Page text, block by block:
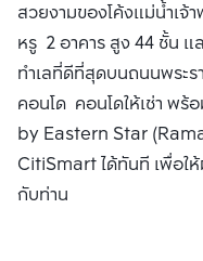
สวยงามของโค้งแม่น้ำเจ้
หรู 2 อาคาร สูง 44 ชั้น แ
ทำเลที่ดีที่สุดบนถนนพระ
คอนโด คอนโดให้เช่า พร้
by Eastern Star
CitiSmart ได้ทันที เพื่อให้
กับท่าน